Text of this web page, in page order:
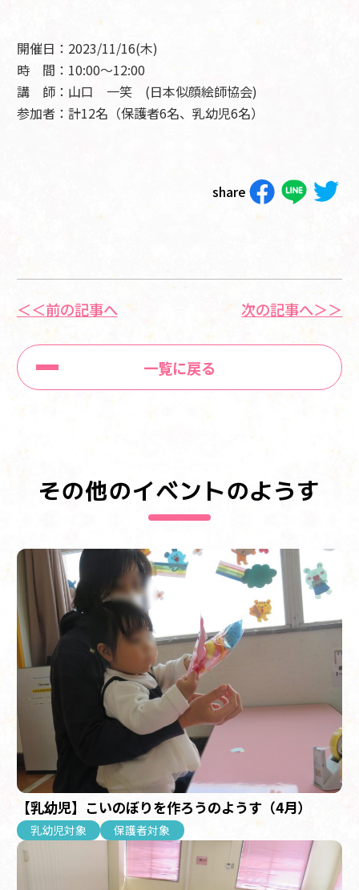
開催日：2023/11/16(木)
時 間：10:00～12:00
講 師：山口 一笑 (日本似顔絵師協会)
参加者：計12名（保護者6名、乳幼児6名）
share
＜＜前の記事へ
一覧に戻る
次の記事へ＞＞
その他のイベントのようす
【乳幼児】こいのぼりを作ろうのようす（4月）
乳幼児対象 保護者対象